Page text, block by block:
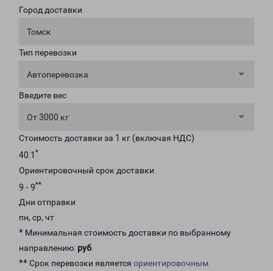
Город доставки
Томск
Тип перевозки
Автоперевозка
Введите вес
От 3000 кг
Стоимость доставки за 1 кг (включая НДС)
40.1 *
Ориентировочный срок доставки
9 - 9**
Дни отправки
пн, ср, чт
* Минимальная стоимость доставки по выбранному
направлению: руб.
** Срок перевозки является ориентировочным